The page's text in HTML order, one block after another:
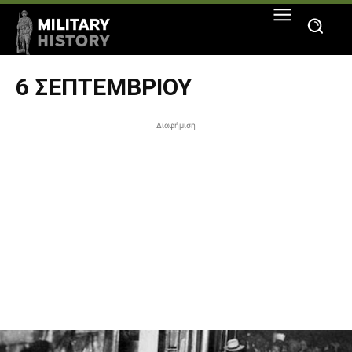
6 ΣΕΠΤΕΜΒΡΊΟΥ
Διαφήμιση